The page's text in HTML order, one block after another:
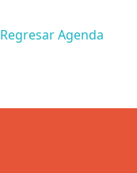
Regresar Agenda